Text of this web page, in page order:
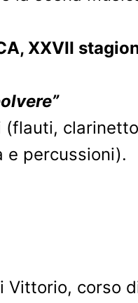
XXVII
e percussioni).
Vittorio, corso